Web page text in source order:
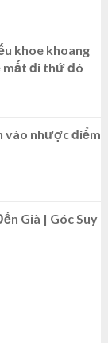
khoe khoang
mất đi thứ đó
vào nhược điểm
Già | Góc Suy